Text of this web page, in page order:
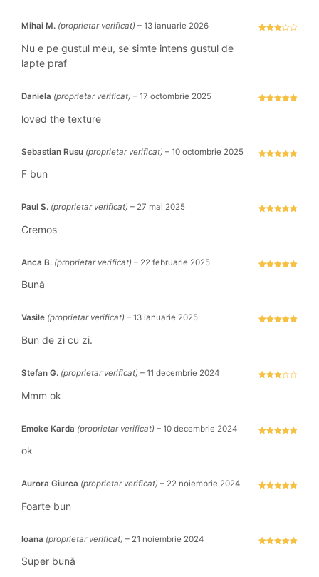
Mihai M. (proprietar verificat) – 13 ianuarie 2026
Nu e pe gustul meu, se simte intens gustul de
lapte praf
Daniela (proprietar verificat) – 17 octombrie 2025
loved the texture
Sebastian Rusu (proprietar verificat) – 10 octombrie 2025
F bun
Paul S. (proprietar verificat) – 27 mai 2025
Cremos
Anca B. (proprietar verificat) – 22 februarie 2025
Bună
Vasile (proprietar verificat) – 13 ianuarie 2025
Bun de zi cu zi.
Stefan G. (proprietar verificat) – 11 decembrie 2024
Mmm ok
Emoke Karda (proprietar verificat) – 10 decembrie 2024
ok
Aurora Giurca (proprietar verificat) – 22 noiembrie 2024
Foarte bun
Ioana (proprietar verificat) – 21 noiembrie 2024
Super bună